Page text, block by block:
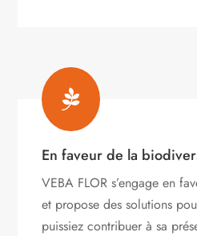

En faveur de la
VEBA FLOR s’engageen
et propose des solutions
puissiez contribuer à sa